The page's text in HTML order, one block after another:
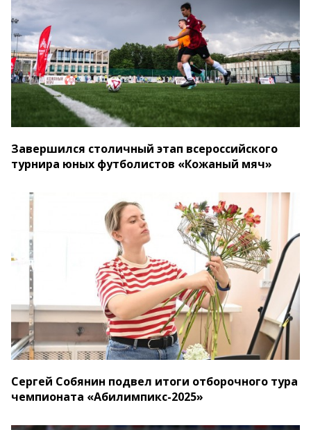
Завершился столичный этап всероссийского
турнира юных футболистов «Кожаный мяч»
Сергей Собянин подвел итоги отборочного тура
чемпионата «Абилимпикс-2025»